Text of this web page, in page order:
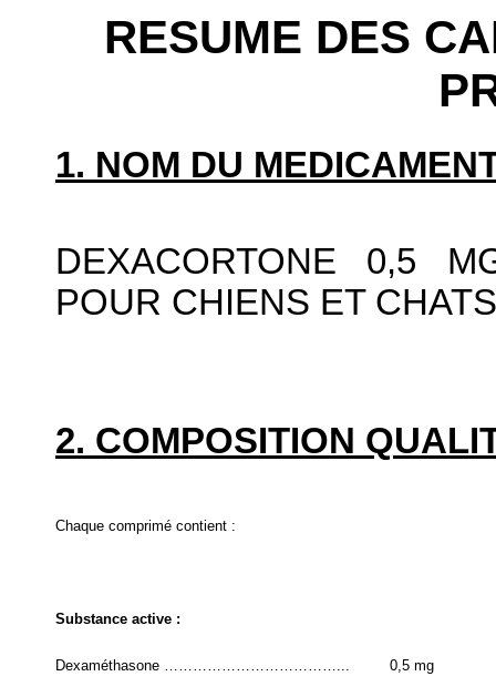
RESUME DES
1. NOM DU
DEXACORTONE 0,5
POUR CHIENS ET CHATS
2. COMPOSITION
Chaque comprimé contient :
Substance active :
Dexaméthasone ………………………………... 0,5 mg